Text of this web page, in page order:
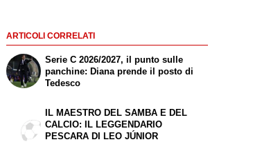
ARTICOLI CORRELATI
Serie C 2026/2027, il punto sulle
panchine: Diana prende il posto di
Tedesco
IL MAESTRO DEL SAMBA E DEL
CALCIO: IL LEGGENDARIO
PESCARA DI LEO JÚNIOR